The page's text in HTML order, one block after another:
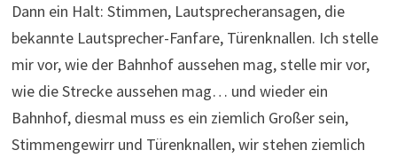
Dann ein Halt: Stimmen, Lautsprecheransagen, die
bekannte Lautsprecher-Fanfare, Türenknallen. Ich stelle
mir vor, wie der Bahnhof aussehen mag, stelle mir vor,
wie die Strecke aussehen mag… und wieder ein
Bahnhof, diesmal muss es ein ziemlich Großer sein,
Stimmengewirr und Türenknallen, wir stehen ziemlich